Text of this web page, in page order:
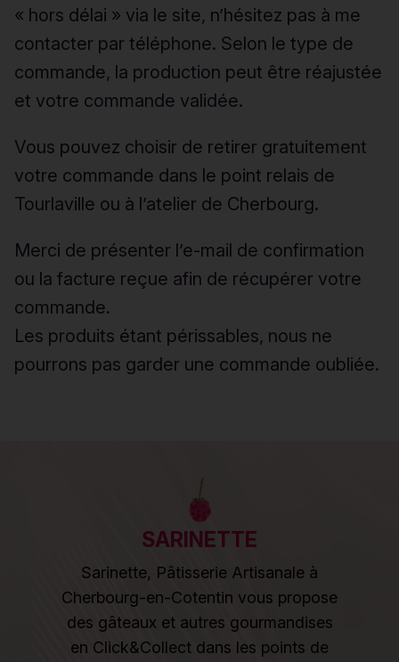
« hors délai » via le site, n’hésitez pas à me
contacter par téléphone. Selon le type de
commande, la production peut être réajustée
et votre commande validée.
Vous pouvez choisir de retirer gratuitement
votre commande dans le point relais de
Tourlaville ou à l’atelier de Cherbourg.
Merci de présenter l’e-mail de confirmation
ou la facture reçue afin de récupérer votre
commande.
Les produits étant périssables, nous ne
pourrons pas garder une commande oubliée.
SARINETTE
Sarinette, Pâtisserie Artisanale à
Cherbourg-en-Cotentin vous propose
des gâteaux et autres gourmandises
en Click&Collect dans les points de